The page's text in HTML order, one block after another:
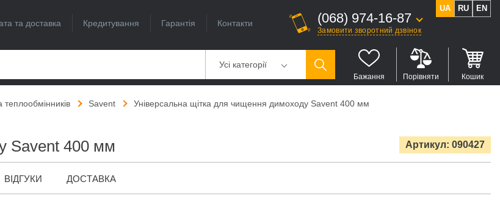
та доставка Кредитування Гарантія Контакти (068) 974-16-87
Замовити зворотний дзвінок
UA RU EN
Усі категорії
Бажання Порівняти Кошик
Savent Універсальна щітка для чищення димоходу Savent 400 мм
Savent 400 мм Артикул: 090427
ВІДГУКИ ДОСТАВКА